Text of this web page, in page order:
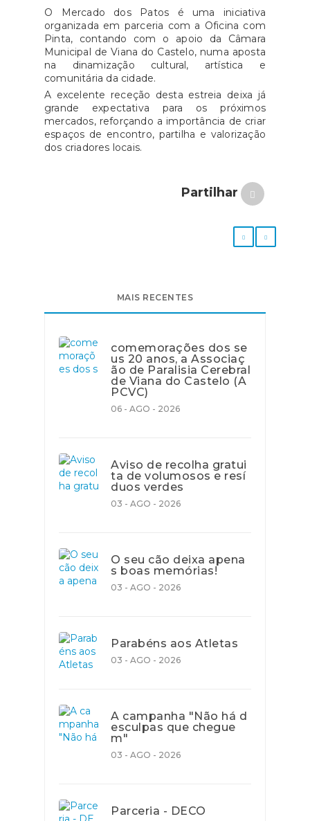
O Mercado dos Patos é uma iniciativa
organizada em parceria com a Oficina com
Pinta, contando com o apoio da Câmara
Municipal de Viana do Castelo, numa aposta
na dinamização cultural, artística e
comunitária da cidade.
A excelente receção desta estreia deixa já
grande expectativa para os próximos
mercados, reforçando a importância de criar
espaços de encontro, partilha e valorização
dos criadores locais.
Partilhar
MAIS RECENTES
comemorações dos se
us 20 anos, a Associaç
ão de Paralisia Cerebral
de Viana do Castelo (A
PCVC)
06 - AGO - 2026
Aviso de recolha gratui
ta de volumosos e resí
duos verdes
03 - AGO - 2026
O seu cão deixa apena
s boas memórias!
03 - AGO - 2026
Parabéns aos Atletas
03 - AGO - 2026
A campanha "Não há d
esculpas que chegue
m"
03 - AGO - 2026
Parceria - DECO